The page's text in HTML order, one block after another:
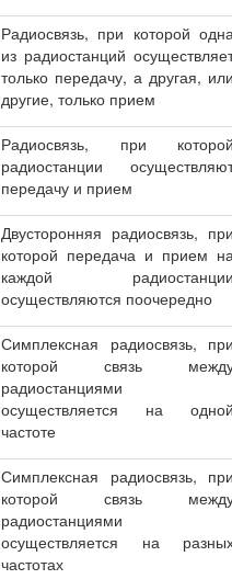
Радиосвязь, при которой
из радиостанций
только передачу, а другая,
другие, только прием
Радиосвязь, при
радиостанции
передачу и прием
Двусторонняя радиосвязь,
которой передача и прием
каждой
осуществляются поочередно
Симплексная радиосвязь,
которой связь
радиостанциями
осуществляется на
частоте
Симплексная радиосвязь,
которой связь
радиостанциями
осуществляется на
частотах